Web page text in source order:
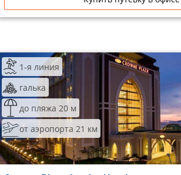
1-я линия
галька
до пляжа 20 м
от аэропорта 21 км